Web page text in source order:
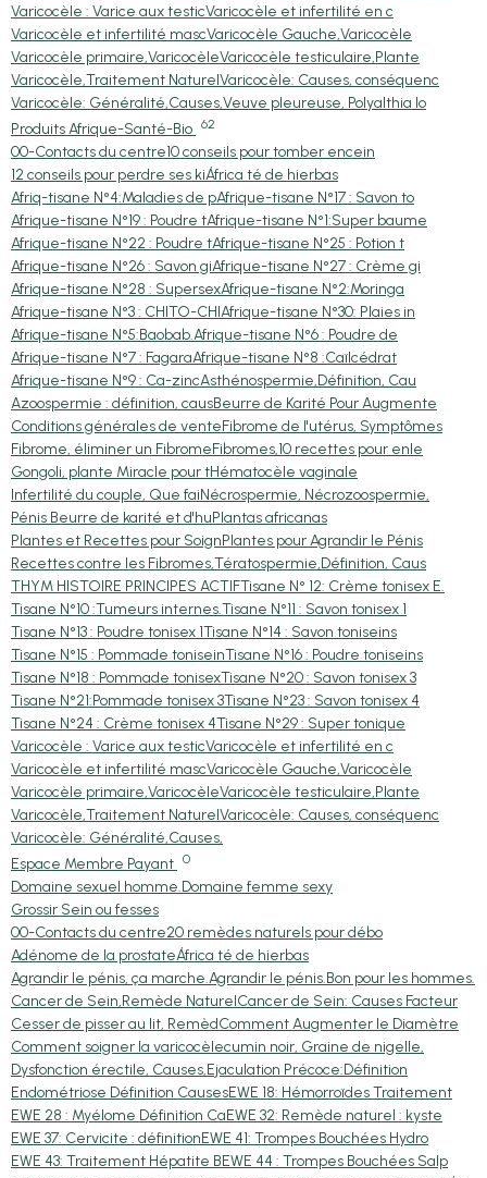
Varicocèle : Varice aux testicVaricocèle et infertilité en c
Varicocèle et infertilité mascVaricocèle Gauche,Varicocèle
Varicocèle primaire,VaricocèleVaricocèle testiculaire,Plante
Varicocèle,Traitement NaturelVaricocèle: Causes, conséquenc
Varicocèle: Généralité,Causes,Veuve pleureuse, Polyalthia lo
Produits Afrique-Santé-Bio 62
00-Contacts du centre10 conseils pour tomber encein
12 conseils pour perdre ses kiÁfrica té de hierbas
Afriq-tisane N°4:Maladies de pAfrique-tisane N°17 : Savon to
Afrique-tisane N°19 : Poudre tAfrique-tisane N°1:Super baume
Afrique-tisane N°22 : Poudre tAfrique-tisane N°25 : Potion t
Afrique-tisane N°26 : Savon giAfrique-tisane N°27 : Crème gi
Afrique-tisane N°28 : SupersexAfrique-tisane N°2:Moringa
Afrique-tisane N°3 : CHITO-CHIAfrique-tisane N°30: Plaies in
Afrique-tisane N°5:Baobab.Afrique-tisane N°6 : Poudre de
Afrique-tisane N°7 : FagaraAfrique-tisane N°8 :Caïlcédrat
Afrique-tisane N°9 : Ca-zincAsthénospermie,Définition, Cau
Azoospermie : définition, causBeurre de Karité Pour Augmente
Conditions générales de venteFibrome de l'utérus, Symptômes
Fibrome, éliminer un FibromeFibromes,10 recettes pour enle
Gongoli, plante Miracle pour tHématocèle vaginale
Infertilité du couple, Que faiNécrospermie, Nécrozoospermie,
Pénis Beurre de karité et d'huPlantas africanas
Plantes et Recettes pour SoignPlantes pour Agrandir le Pénis
Recettes contre les Fibromes,Tératospermie,Définition, Caus
THYM HISTOIRE PRINCIPES ACTIFTisane N° 12: Crème tonisex E.
Tisane N°10 :Tumeurs internes.Tisane N°11 : Savon tonisex 1
Tisane N°13 : Poudre tonisex 1Tisane N°14 : Savon toniseins
Tisane N°15 : Pommade toniseinTisane N°16 : Poudre toniseins
Tisane N°18 : Pommade tonisexTisane N°20 : Savon tonisex 3
Tisane N°21:Pommade tonisex 3Tisane N°23 : Savon tonisex 4
Tisane N°24 : Crème tonisex 4Tisane N°29 : Super tonique
Varicocèle : Varice aux testicVaricocèle et infertilité en c
Varicocèle et infertilité mascVaricocèle Gauche,Varicocèle
Varicocèle primaire,VaricocèleVaricocèle testiculaire,Plante
Varicocèle,Traitement NaturelVaricocèle: Causes, conséquenc
Varicocèle: Généralité,Causes,
Espace Membre Payant 0
Domaine sexuel homme.Domaine femme sexy
Grossir Sein ou fesses
00-Contacts du centre20 remèdes naturels pour débo
Adénome de la prostateÁfrica té de hierbas
Agrandir le pénis, ça marche.Agrandir le pénis.Bon pour les hommes.
Cancer de Sein,Remède NaturelCancer de Sein: Causes Facteur
Cesser de pisser au lit, RemèdComment Augmenter le Diamètre
Comment soigner la varicocèlecumin noir, Graine de nigelle,
Dysfonction érectile, Causes,Ejaculation Précoce:Définition
Endométriose Définition CausesEWE 18: Hémorroïdes Traitement
EWE 28 : Myélome Définition CaEWE 32: Remède naturel : kyste
EWE 37: Cervicite : définitionEWE 41: Trompes Bouchées Hydro
EWE 43: Traitement Hépatite BEWE 44 : Trompes Bouchées Salp